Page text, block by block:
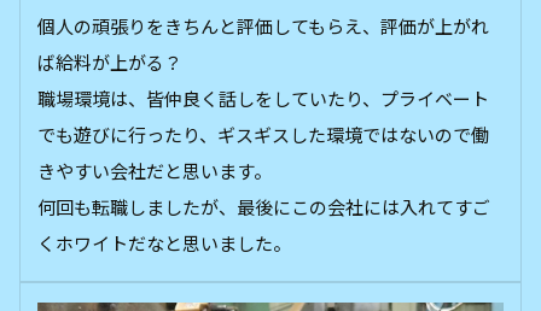
個人の頑張りをきちんと評価してもらえ、評価が上がれ
ば給料が上がる？
職場環境は、皆仲良く話しをしていたり、プライベート
でも遊びに行ったり、ギスギスした環境ではないので働
きやすい会社だと思います。
何回も転職しましたが、最後にこの会社には入れてすご
くホワイトだなと思いました。
ホーム 電話 メール マップ